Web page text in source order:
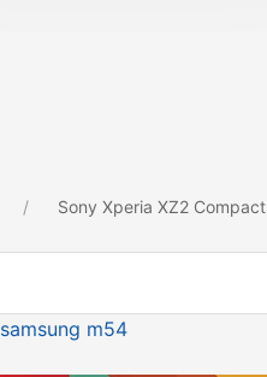
Sony Xperia XZ2 Compact
samsung m54